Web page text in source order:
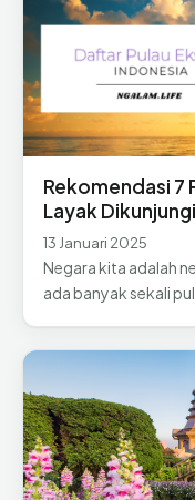
Rekomendasi 7
Layak Dikunjungi
13 Januari 2025
Negara kita adalah
ada banyak sekali